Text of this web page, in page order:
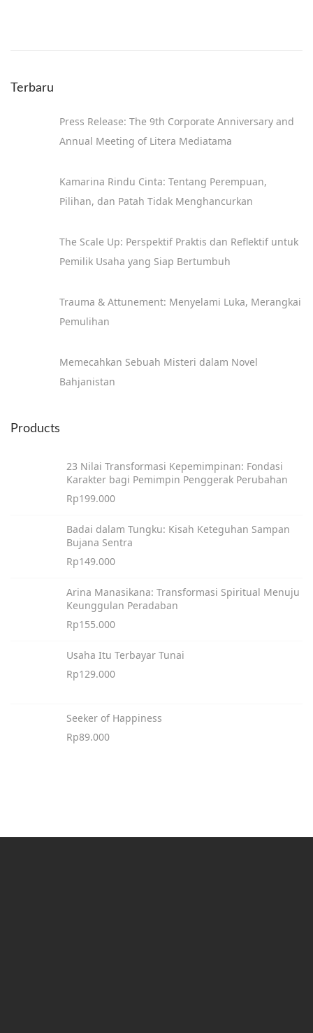
2
0
9
Terbaru
Press Release: The 9th Corporate Anniversary and
Annual Meeting of Litera Mediatama
Kamarina Rindu Cinta: Tentang Perempuan,
Pilihan, dan Patah Tidak Menghancurkan
The Scale Up: Perspektif Praktis dan Reflektif untuk
Pemilik Usaha yang Siap Bertumbuh
Trauma & Attunement: Menyelami Luka, Merangkai
Pemulihan
Memecahkan Sebuah Misteri dalam Novel
Bahjanistan
Products
23 Nilai Transformasi Kepemimpinan: Fondasi
Karakter bagi Pemimpin Penggerak Perubahan
Rp199.000
Badai dalam Tungku: Kisah Keteguhan Sampan
Bujana Sentra
Rp149.000
Arina Manasikana: Transformasi Spiritual Menuju
Keunggulan Peradaban
Rp155.000
Usaha Itu Terbayar Tunai
Rp129.000
Seeker of Happiness
Rp89.000